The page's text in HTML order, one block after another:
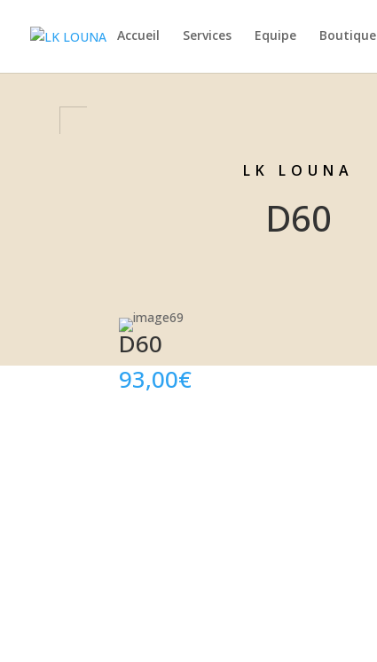
Accueil Services Equipe Boutique
LK LOUNA
D60
D60
93,00€